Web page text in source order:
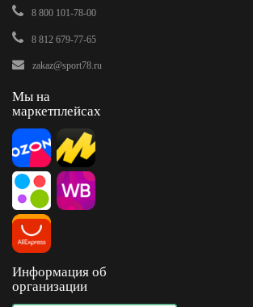
8 800 101-78-00
8 812 679-77-65
zakaz@sport78.ru
Мы на
маркетплейсах
Информация об
организации